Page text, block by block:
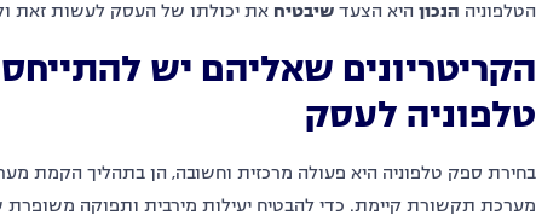
הטלפוניה הנכון היא הצעד שיבטיח את יכולתו של העסק לעשות זאת
הקריטריונים שאליהם יש
טלפוניה לעסק
בחירת ספק טלפוניה היא פעולה מרכזית וחשובה, הן בתהליך הקמת
מערכת תקשורת קיימת. כדי להבטיח יעילות מירבית ותפוקה